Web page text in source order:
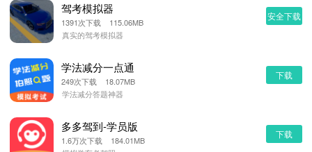
驾考模拟器
1391次下载 115.06MB
真实的驾考模拟器
安全下载
学法减分一点通
249次下载 18.07MB
学法减分答题神器
下载
多多驾到-学员版
1.6万次下载 184.01MB
下载